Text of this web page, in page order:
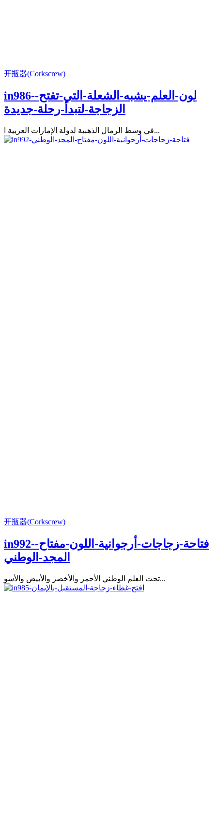
开瓶器(Corkscrew)
in986-لون-العلم-يشبه-الشعلة-التي-تفتح-
الزجاجة-لتبدأ-رحلة-جديدة
في وسط الرمال الذهبية لدولة الإمارات العربية ا...
开瓶器(Corkscrew)
in992-فتاحة-زجاجات-أرجوانية-اللون-مفتاح-
المجد-الوطني
تحت العلم الوطني الأحمر والأخضر والأبيض والأسو...